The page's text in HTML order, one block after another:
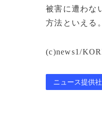
被害に遭わな
方法といえる。
(c)news1/
ニュース提供